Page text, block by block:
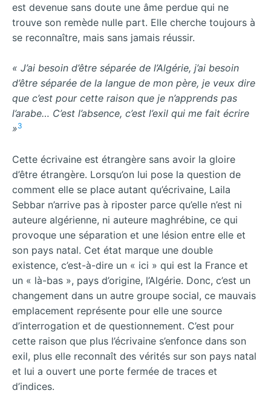
est devenue sans doute une âme perdue qui ne
trouve son remède nulle part. Elle cherche toujours à
se reconnaître, mais sans jamais réussir.
« J’ai besoin d’être séparée de l’Algérie, j’ai besoin
d’être séparée de la langue de mon père, je veux dire
que c’est pour cette raison que je n’apprends pas
l’arabe… C’est l’absence, c’est l’exil qui me fait écrire
»3
Cette écrivaine est étrangère sans avoir la gloire
d’être étrangère. Lorsqu’on lui pose la question de
comment elle se place autant qu’écrivaine, Laila
Sebbar n’arrive pas à riposter parce qu’elle n’est ni
auteure algérienne, ni auteure maghrébine, ce qui
provoque une séparation et une lésion entre elle et
son pays natal. Cet état marque une double
existence, c’est-à-dire un « ici » qui est la France et
un « là-bas », pays d’origine, l’Algérie. Donc, c’est un
changement dans un autre groupe social, ce mauvais
emplacement représente pour elle une source
d’interrogation et de questionnement. C’est pour
cette raison que plus l’écrivaine s’enfonce dans son
exil, plus elle reconnaît des vérités sur son pays natal
et lui a ouvert une porte fermée de traces et
d’indices.